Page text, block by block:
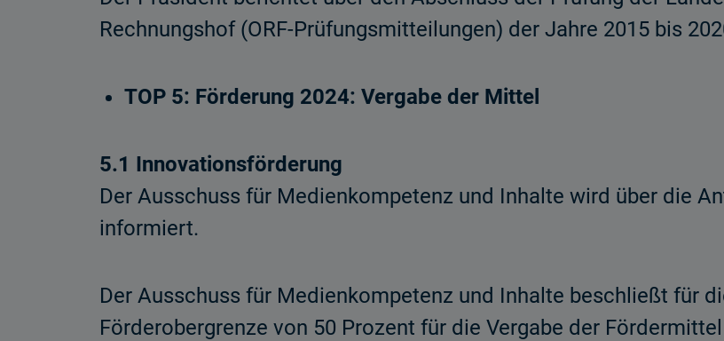
Rechnungshof (ORF-Prüfungsmitteilungen) der Jahre 2015 bis
TOP 5: Förderung 2024: Vergabe der Mittel
5.1 Innovationsförderung
Der Ausschuss für Medienkompetenz und Inhalte wird über die
informiert.
Der Ausschuss für Medienkompetenz und Inhalte beschließt für
Förderobergrenze von 50 Prozent für die Vergabe der